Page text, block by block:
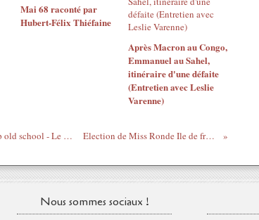
Mai 68 raconté par
Hubert-Félix Thiéfaine
Après Macron au Congo,
Emmanuel au Sahel,
itinéraire d'une défaite
(Entretien avec Leslie
Varenne)
Samedi 5 mai - Wild Style : Cinémix #4 Hip-Hop old school - Le Dynamo - Toulouse Election de Miss Ronde Ile de france 2012 ...
Nous sommes sociaux !